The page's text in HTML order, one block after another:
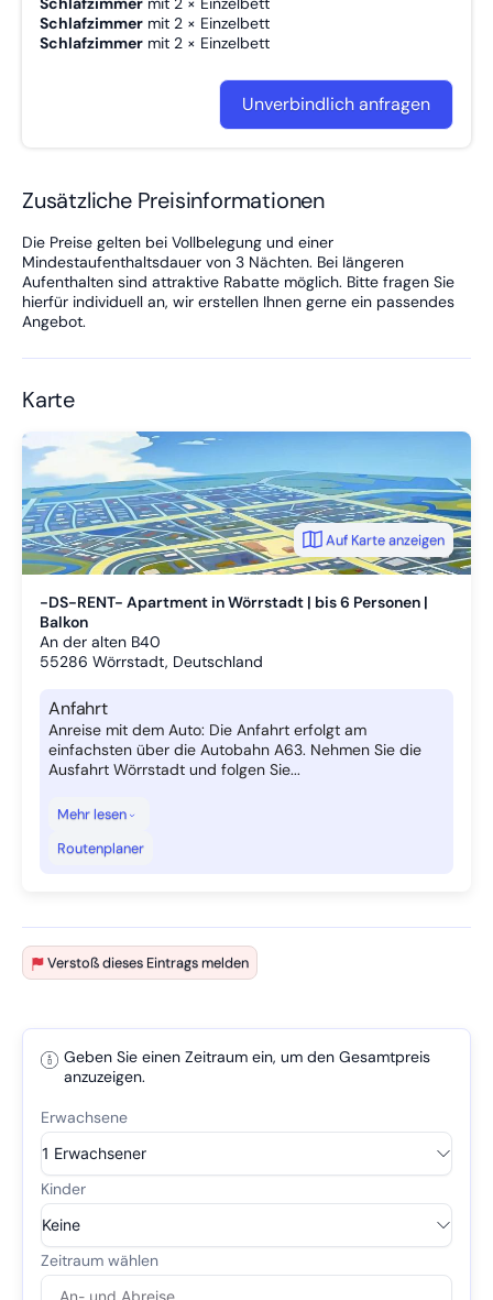
✅ Badezimmer mit Badewanne
✅ Waschtrockner vorhanden
✅ Bettwäsche und Handtücher inklusive
Schlafzimmer mit 2 × Einzelbett
Schlafzimmer mit 2 × Einzelbett
Unverbindlich anfragen
Zusätzliche Preisinformationen
Die Preise gelten bei Vollbelegung und einer
Mindestaufenthaltsdauer von 3 Nächten. Bei längeren
Aufenthalten sind attraktive Rabatte möglich. Bitte fragen Sie
hierfür individuell an, wir erstellen Ihnen gerne ein passendes
Angebot.
Karte
-DS-RENT- Apartment in Wörrstadt | bis 6 Personen |
Balkon
An der alten B40
55286 Wörrstadt, Deutschland
Anfahrt
Anreise mit dem Auto: Die Anfahrt erfolgt am
einfachsten über die Autobahn A63. Nehmen Sie die
Ausfahrt Wörrstadt und folgen Sie...
Mehr lesen
Routenplaner
Auf Karte anzeigen
Verstoß dieses Eintrags melden
Geben Sie einen Zeitraum ein, um den Gesamtpreis
anzuzeigen.